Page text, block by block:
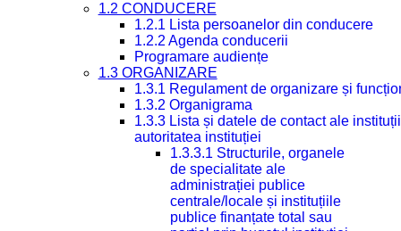
1.2 CONDUCERE
1.2.1 Lista persoanelor din conducere
1.2.2 Agenda conducerii
Programare audiențe
1.3 ORGANIZARE
1.3.1 Regulament de organizare și
1.3.2 Organigrama
1.3.3 Lista și datele de contact ale
autoritatea instituției
1.3.3.1 Structurile, organele
de specialitate ale
administrației publice
centrale/locale și instituțiile
publice finanțate total sau